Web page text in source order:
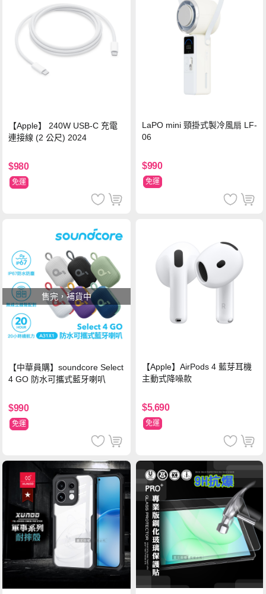
【Apple】 240W USB-C 充電
連接線 (2 公尺) 2024
$980
免運
LaPO mini 頸掛式製冷風扇 LF-
06
$990
免運
售完，補貨中
【中華員購】soundcore Select
4 GO 防水可攜式藍牙喇叭
$990
免運
【Apple】AirPods 4 藍芽耳機
主動式降噪款
$5,690
免運